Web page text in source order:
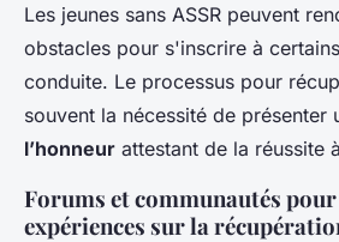
Les jeunes sans ASSR peuvent
obstacles pour s'inscrire à
conduite. Le processus pour
souvent la nécessité de présenter
l’honneur attestant de la réussite
Forums et communautés
expériences sur la